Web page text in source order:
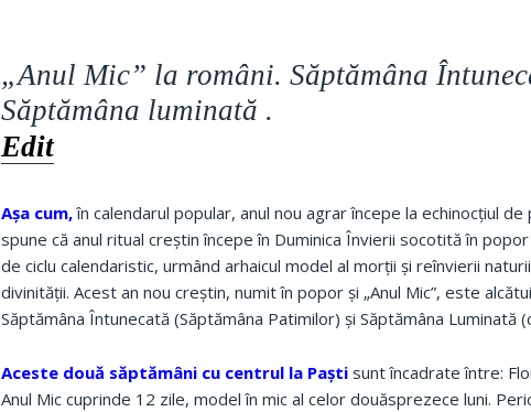
„Anul Mic” la români. Săptămâna
Săptămâna luminată .
Edit
Aşa cum,în calendarul popular, anul nou agrar începe la echinocţiul
spune că anul ritual creştin începe în Duminica Învierii socotită în
de ciclu calendaristic, urmând arhaicul model al morţii şi reînvierii
divinităţii. Acest an nou creştin, numit în popor şi „Anul Mic”, este
Săptămâna Întunecată (Săptămâna Patimilor) şi Săptămâna Luminată
Aceste două săptămâni cu centrul la Paşti sunt încadrate între:
Anul Mic cuprinde 12 zile, model în mic al celor douăsprezece luni.